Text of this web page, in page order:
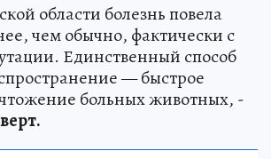
области болезнь повела
чем обычно, фактически с
Единственный способ
— быстрое
больных животных, -